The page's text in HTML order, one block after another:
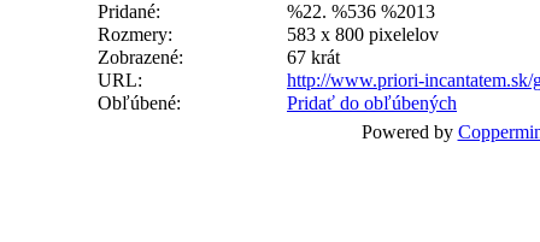
Pridané:
%22. %536 %2013
Rozmery:
583 x 800 pixelelov
Zobrazené:
67 krát
URL:
http://www.priori-incantatem.sk/
Obľúbené:
Pridať do obľúbených
Powered by